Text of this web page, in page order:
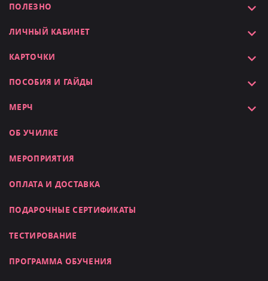
ПОЛЕЗНО
ЛИЧНЫЙ КАБИНЕТ
КАРТОЧКИ
ПОСОБИЯ И ГАЙДЫ
МЕРЧ
ОБ УЧИЛКЕ
МЕРОПРИЯТИЯ
ОПЛАТА И ДОСТАВКА
ПОДАРОЧНЫЕ СЕРТИФИКАТЫ
ТЕСТИРОВАНИЕ
ПРОГРАММА ОБУЧЕНИЯ